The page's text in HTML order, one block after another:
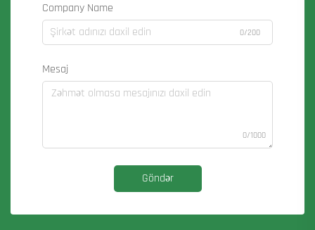
Company Name
0/200
Mesaj
0/1000
Göndər